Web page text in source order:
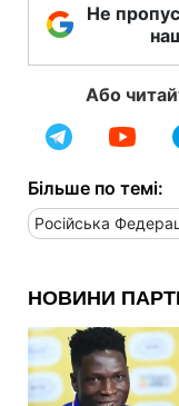
Не
Або
Більше по темі:
Російська